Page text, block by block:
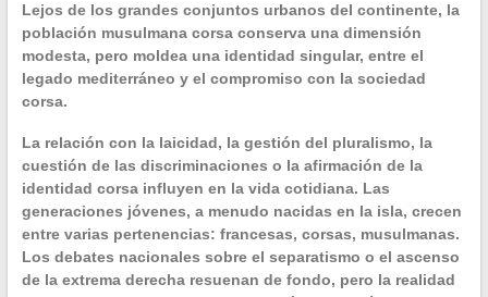
Lejos de los grandes conjuntos urbanos del continente, la
población musulmana corsa conserva una dimensión
modesta, pero moldea una identidad singular, entre el
legado mediterráneo y el compromiso con la sociedad
corsa.
La relación con la laicidad, la gestión del pluralismo, la
cuestión de las discriminaciones o la afirmación de la
identidad corsainfluyen en la vida cotidiana. Las
generaciones jóvenes, a menudo nacidas en la isla, crecen
entre varias pertenencias: francesas, corsas, musulmanas.
Los debates nacionales sobre el separatismo o el ascenso
de la extrema derecha resuenan de fondo, pero la realidad